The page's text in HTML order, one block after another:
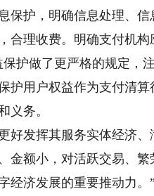
保护，明确信息处理、
合理收费。明确支付机构
做了更严格的规定，
护用户权益作为支付清
义务。
发挥其服务实体经济、
金额小，对活跃交易、
经济发展的重要推动力